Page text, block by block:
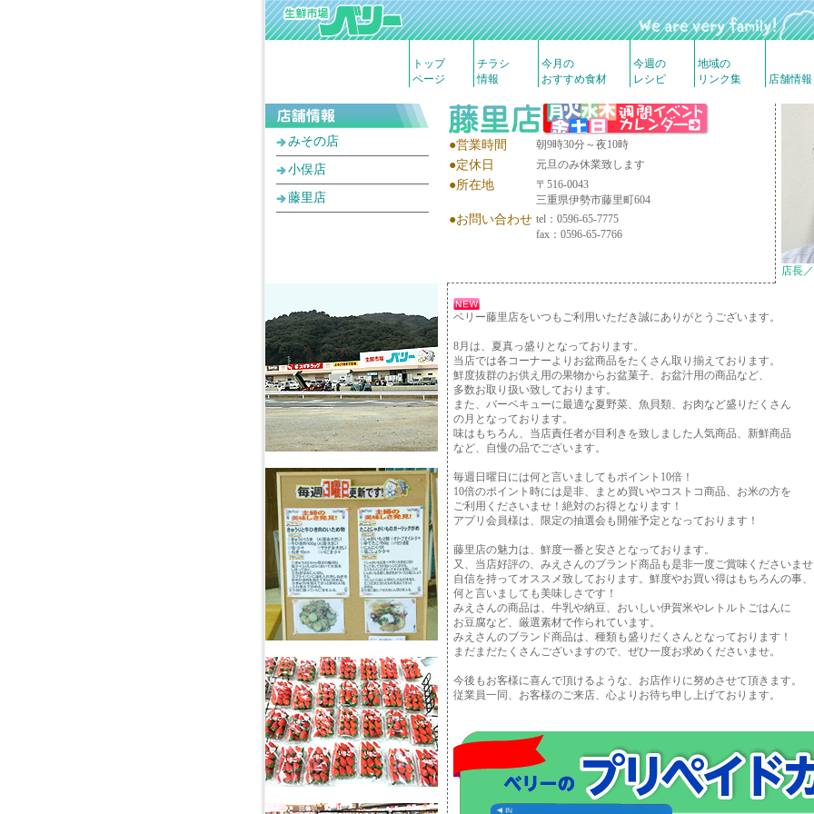
トップ
ページ
チラシ
情報
今月の
おすすめ食材
今週の
レシピ
地域の
リンク集
店舗情報
みその店
小俣店
藤里店
●営業時間 朝9時30分～夜10時
●定休日 元旦のみ休業致します
●所在地
〒516-0043
三重県伊勢市藤里町604
●お問い合わせ tel：0596-65-7775
fax：0596-65-7766
店長
ベリー藤里店をいつもご利用いただき誠にありがとうございます。
8月は、夏真っ盛りとなっております。
当店では各コーナーよりお盆商品をたくさん取り揃えております。
鮮度抜群のお供え用の果物からお盆菓子、お盆汁用の商品など、
多数お取り扱い致しております。
また、バーベキューに最適な夏野菜、魚貝類、お肉など盛りだくさん
の月となっております。
味はもちろん、当店責任者が目利きを致しました人気商品、新鮮商品
など、自慢の品でございます。
毎週日曜日には何と言いましてもポイント10倍！
10倍のポイント時には是非、まとめ買いやコストコ商品、お米の方を
ご利用くださいませ！絶対のお得となります！
アプリ会員様は、限定の抽選会も開催予定となっております！
藤里店の魅力は、鮮度一番と安さとなっております。
又、当店好評の、みえさんのブランド商品も是非一度ご賞味くださいま
自信を持ってオススメ致しております。鮮度やお買い得はもちろんの事、
何と言いましても美味しさです！
みえさんの商品は、牛乳や納豆、おいしい伊賀米やレトルトごはんに
お豆腐など、厳選素材で作られています。
みえさんのブランド商品は、種類も盛りだくさんとなっております！
まだまだたくさんございますので、ぜひ一度お求めくださいませ。
今後もお客様に喜んで頂けるような、お店作りに努めさせて頂きます。
従業員一同、お客様のご来店、心よりお待ち申し上げております。